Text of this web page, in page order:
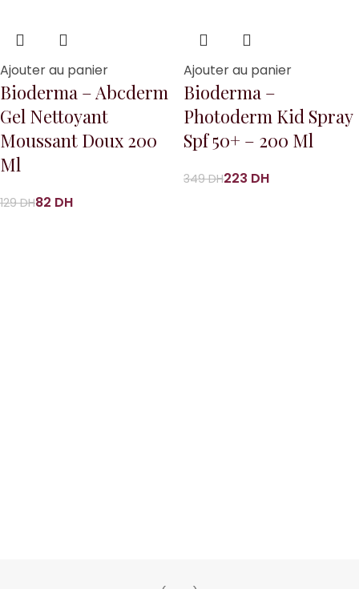
Ajouter au panier
Bioderma – Abcderm
Gel Nettoyant
Moussant Doux 200
Ml
129DH82 DH
Ajouter au panier
Bioderma –
Photoderm Kid Spray
Spf 50+ – 200 Ml
349DH223 DH